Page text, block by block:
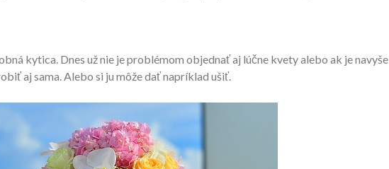
kytica. Dnes už nie je problémom objednať aj lúčne kvety alebo ak je navyše
aj sama. Alebo si ju môže dať napríklad ušiť.